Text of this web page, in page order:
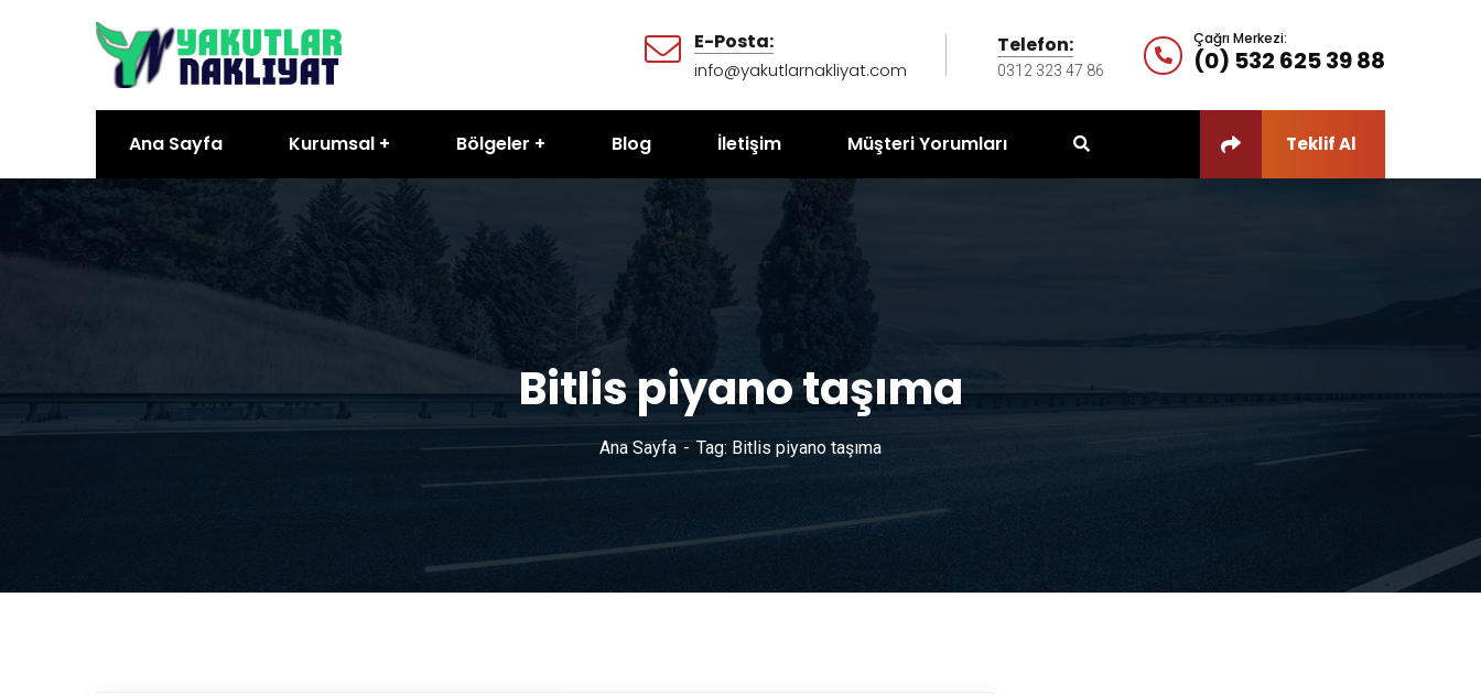
E-Posta:
info@yakutlarnakliyat.com
Telefon:
0312 323 47 86
Çağrı Merkezi:
(0) 532 625 39 88
Ana Sayfa Kurumsal Bölgeler Blog İletişim Müşteri Yorumları Teklif Al
Bitlis piyano taşıma
Ana Sayfa Tag: Bitlis piyano taşıma